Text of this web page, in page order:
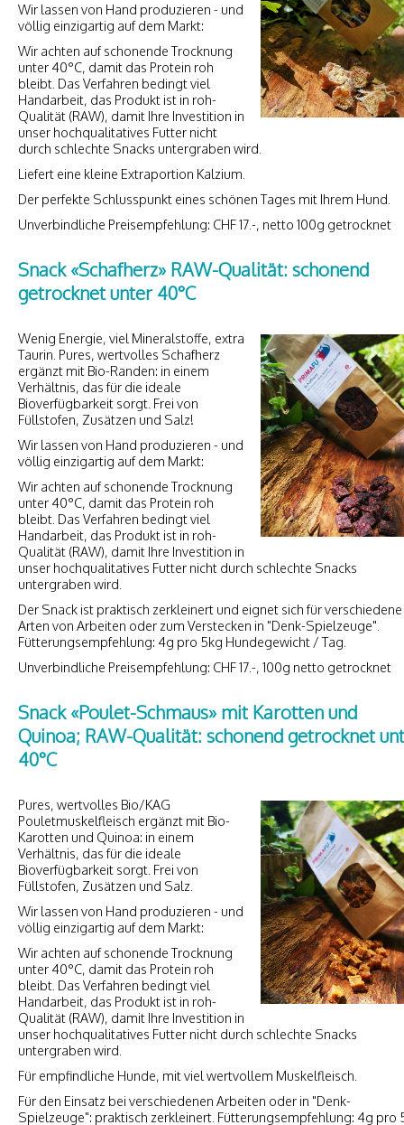
Wir lassen von Hand produzieren - und
völlig einzigartig auf dem Markt:
Wir achten auf schonende Trocknung
unter 40°C, damit das Protein roh
bleibt. Das Verfahren bedingt viel
Handarbeit, das Produkt ist in roh-
Qualität (RAW), damit Ihre Investition in
unser hochqualitatives Futter nicht
durch schlechte Snacks untergraben wird.
Liefert eine kleine Extraportion Kalzium.
Der perfekte Schlusspunkt eines schönen Tages mit Ihrem Hund.
Unverbindliche Preisempfehlung: CHF 17.-, netto 100g getrocknet
Snack «Schafherz» RAW-Qualität: schonend
getrocknet unter 40°C
Wenig Energie, viel Mineralstoffe, extra
Taurin. Pures, wertvolles Schafherz
ergänzt mit Bio-Randen: in einem
Verhältnis, das für die ideale
Bioverfügbarkeit sorgt. Frei von
Füllstofen, Zusätzen und Salz!
Wir lassen von Hand produzieren - und
völlig einzigartig auf dem Markt:
Wir achten auf schonende Trocknung
unter 40°C, damit das Protein roh
bleibt. Das Verfahren bedingt viel
Handarbeit, das Produkt ist in roh-
Qualität (RAW), damit Ihre Investition in
unser hochqualitatives Futter nicht durch schlechte Snacks
untergraben wird.
Der Snack ist praktisch zerkleinert und eignet sich für verschiedene
Arten von Arbeiten oder zum Verstecken in "Denk-Spielzeuge".
Fütterungsempfehlung: 4g pro 5kg Hundegewicht / Tag.
Unverbindliche Preisempfehlung: CHF 17.-, 100g netto getrocknet
Snack «Poulet-Schmaus» mit Karotten und
Quinoa; RAW-Qualität: schonend getrocknet
40°C
Pures, wertvolles Bio/KAG
Pouletmuskelfleisch ergänzt mit Bio-
Karotten und Quinoa: in einem
Verhältnis, das für die ideale
Bioverfügbarkeit sorgt. Frei von
Füllstofen, Zusätzen und Salz.
Wir lassen von Hand produzieren - und
völlig einzigartig auf dem Markt:
Wir achten auf schonende Trocknung
unter 40°C, damit das Protein roh
bleibt. Das Verfahren bedingt viel
Handarbeit, das Produkt ist in roh-
Qualität (RAW), damit Ihre Investition in
unser hochqualitatives Futter nicht durch schlechte Snacks
untergraben wird.
Für empfindliche Hunde, mit viel wertvollem Muskelfleisch.
Für den Einsatz bei verschiedenen Arbeiten oder in "Denk-
Spielzeuge": praktisch zerkleinert. Fütterungsempfehlung: 4g pro